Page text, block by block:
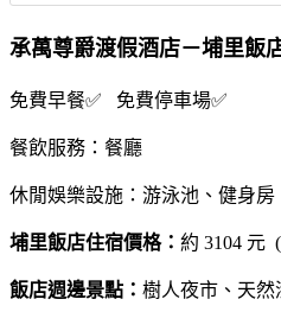
承萬尊爵渡假酒店－埔里飯
免費早餐✅ 免費停車場✅
餐飲服務：餐廳
休閒娛樂設施：游泳池、健身
埔里飯店住宿價格： 約 3104 元 (
飯店週邊景點： 樹人夜市、天然